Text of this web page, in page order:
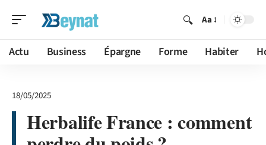
Aa
Actu Business Épargne Forme Habiter
18/05/2025
Herbalife France : comment